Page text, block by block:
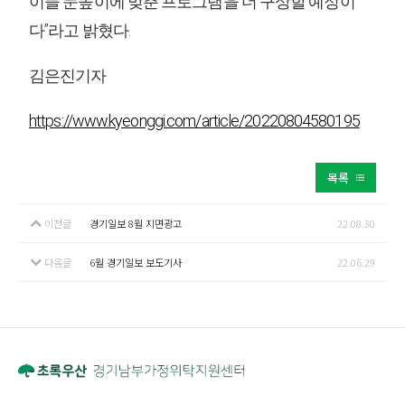
다”라고 밝혔다.
김은진기자
https://www.kyeonggi.com/article/20220804580195
목록
이전글 경기일보 8월 지면광고 22.08.30
다음글 6월 경기일보 보도기사 22.06.29